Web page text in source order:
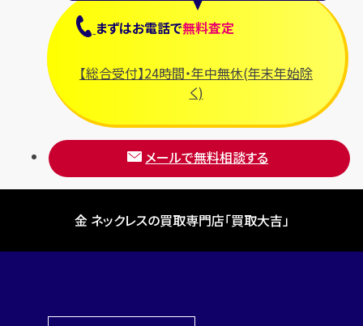
まずはお電話で無料査定
【総合受付】24時間・年中無休(年末年始除
く)
メールで無料相談する
金 ネックレスの買取専門店「買取大吉」